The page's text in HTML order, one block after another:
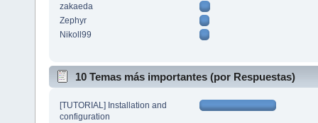
zakaeda
Zephyr
Nikoll99
10 Temas más importantes (por Respuestas)
[TUTORIAL] Installation and
configuration